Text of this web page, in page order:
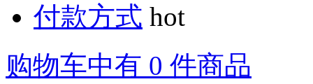
付款方式 hot
购物车中有 0 件商品